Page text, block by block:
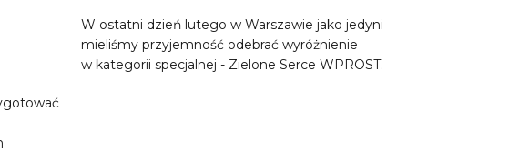
W ostatni dzień lutego w Warszawie jako jedyni
mieliśmy przyjemność odebrać wyróżnienie
w kategorii specjalnej - Zielone Serce WPROST.